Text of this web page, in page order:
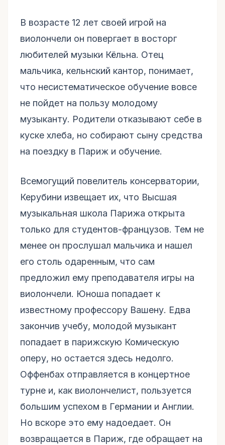
В возрасте 12 лет своей игрой на
виолончели он повергает в восторг
любителей музыки Кёльна. Отец
мальчика, кельнский кантор, понимает,
что несистематическое обучение вовсе
не пойдет на пользу молодому
музыканту. Родители отказывают себе в
куске хлеба, но собирают сыну средства
на поездку в Париж и обучение.
Всемогущий повелитель консерватории,
Керубини извещает их, что Высшая
музыкальная школа Парижа открыта
только для студентов-французов. Тем не
менее он прослушал мальчика и нашел
его столь одаренным, что сам
предложил ему преподавателя игры на
виолончели. Юноша попадает к
известному профессору Вашену. Едва
закончив учебу, молодой музыкант
попадает в парижскую Комическую
оперу, но остается здесь недолго.
Оффенбах отправляется в концертное
турне и, как виолончелист, пользуется
большим успехом в Германии и Англии.
Но вскоре это ему надоедает. Он
возвращается в Париж, где обращает на